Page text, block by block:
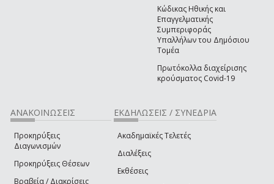
Κώδικας Ηθικής και
Επαγγελματικής
Συμπεριφοράς
Υπαλλήλων του Δημόσιου
Τομέα
Πρωτόκολλα διαχείρισης
κρούσματος Covid-19
ΑΝΑΚΟΙΝΩΣΕΙΣ
Προκηρύξεις
Διαγωνισμών
Προκηρύξεις Θέσεων
Βραβεία / Διακρίσεις
ΕΚΔΗΛΩΣΕΙΣ / ΣΥΝΕΔΡΙΑ
Ακαδημαϊκές Τελετές
Διαλέξεις
Εκθέσεις